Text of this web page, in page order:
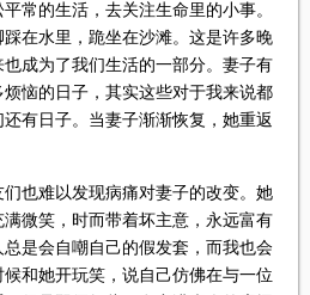
的生活，去关注生命里的小事。
在水里，跪坐在沙滩。这是许多晚
成为了我们生活的一部分。妻子有
恼的日子，其实这些对于我来说都
有日子。当妻子渐渐恢复，她重返
也难以发现病痛对妻子的改变。她
微笑，时而带着坏主意，永远富有
是会自嘲自己的假发套，而我也会
和她开玩笑，说自己仿佛在与一位